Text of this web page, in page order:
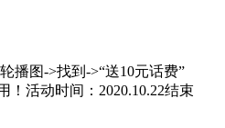
图->找到->“送10元话费”
活动时间：2020.10.22结束